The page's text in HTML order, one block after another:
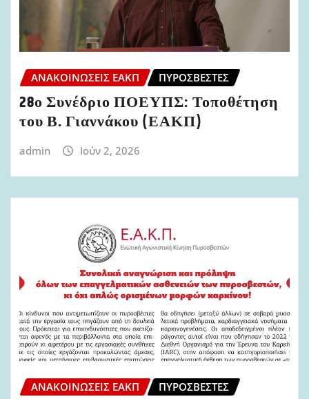
ΑΝΑΚΟΙΝΏΣΕΙΣ ΕΑΚΠ ΠΥΡΟΣΒΈΣΤΕΣ
28ο Συνέδριο ΠΟΕΥΠΣ: Τοποθέτηση
του Β. Γιαννάκου (ΕΑΚΠ)
admin Ιούν 2, 2026
ΑΝΑΚΟΙΝΏΣΕΙΣ ΕΑΚΠ ΠΥΡΟΣΒΈΣΤΕΣ